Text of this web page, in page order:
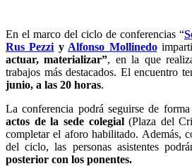
En el marco del ciclo de conferencias “
Rus Pezzi y Alfonso Mollinedo
actuar, materializar”, en la que
trabajos más destacados. El encuentro
junio, a las 20 horas.
La conferencia podrá seguirse de
actos de la sede colegial(Plaza del
completar el aforo habilitado. Además,
del ciclo, las personas asistentes
posterior con los ponentes.